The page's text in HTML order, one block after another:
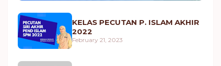
KELAS PECUTAN P. ISLAM AKHIR
2022
February 21, 2023